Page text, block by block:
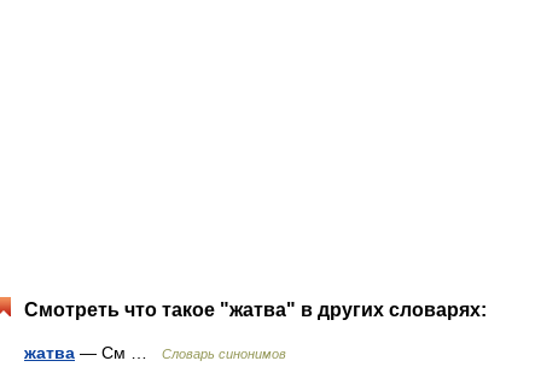
Смотреть что такое "жатва" в других словарях:
жатва — См … Словарь синонимов